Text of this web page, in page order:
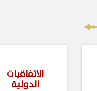
الاتفاقيات
الدولية